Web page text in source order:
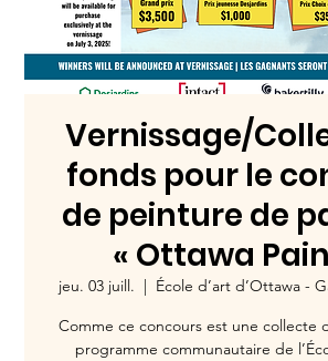
Vernissage/
fonds pour le
de peinture de
« Ottawa
jeu. 03 juill.
  |
École d’art d’Ottawa -
Comme ce concours est une collecte
programme communautaire de